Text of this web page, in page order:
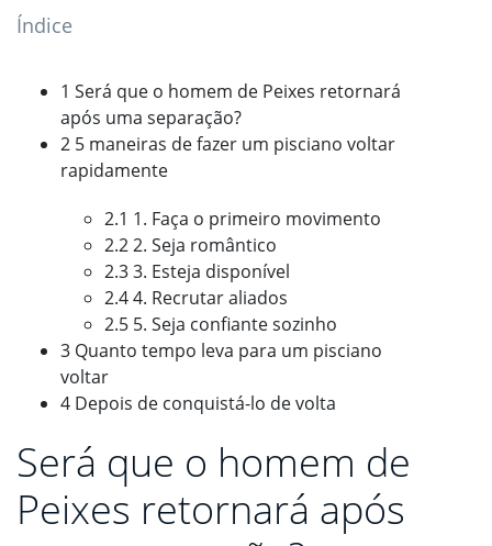
Índice
1 Será que o homem de Peixes retornará
após uma separação?
2 5 maneiras de fazer um pisciano voltar
rapidamente
2.1 1. Faça o primeiro movimento
2.2 2. Seja romântico
2.3 3. Esteja disponível
2.4 4. Recrutar aliados
2.5 5. Seja confiante sozinho
3 Quanto tempo leva para um pisciano
voltar
4 Depois de conquistá-lo de volta
Será que o homem de
Peixes retornará após